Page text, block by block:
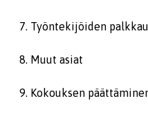
7. Työntekijöiden
8. Muut asiat
9. Kokouksen